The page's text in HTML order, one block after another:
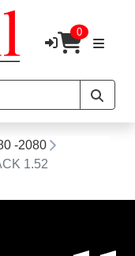
0
-2080
1.52